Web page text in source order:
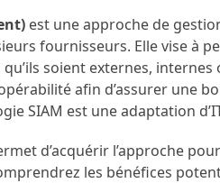
est une approche de
fournisseurs. Elle vise à
soient externes, internes
afin d’assurer une
SIAM est une adaptation
d’acquérir l’approche
les bénéfices